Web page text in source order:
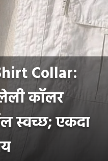
Collar:
कॉलर
स्वच्छ; एकदा